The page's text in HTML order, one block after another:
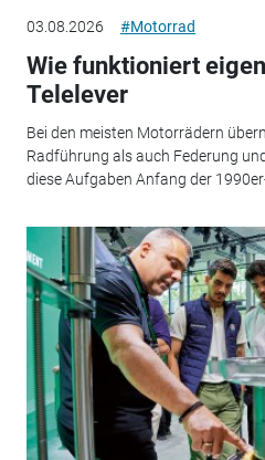
03.08.2026 #Motorrad
Wie funktioniert
Telelever
Bei den meisten Motorrädern
Radführung als auch Federung
diese Aufgaben Anfang der